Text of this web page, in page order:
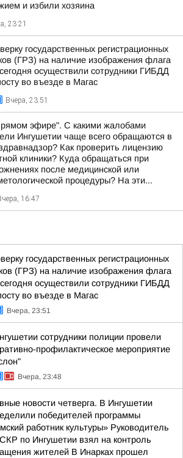
и избили хозяина
23:21
государственных регистрационных
(ГРЗ) на наличие изображения флага
осуществили сотрудники ГИБДД
во въезде в Магас
Вчера, 23:51
эфире". С какими жалобами
Ингушетии чаще всего обращаются в
Как проверить лицензию
клиники? Куда обращаться при
после медицинской или
процедуры? На эти...
16:47
государственных регистрационных
(ГРЗ) на наличие изображения флага
осуществили сотрудники ГИБДД
во въезде в Магас
Вчера, 23:51
сотрудники полиции провели
профилактическое мероприятие
Вчера, 23:48
новости четверга. В Ингушетии
победителей программы
работник культуры» Руководитель
по Ингушетии взял на контроль
жителей В Инарках прошел